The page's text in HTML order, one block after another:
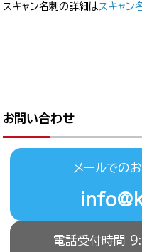
スキャン名刺の詳細はスキャン
お問い合わせ
メールでの
電話受付時間